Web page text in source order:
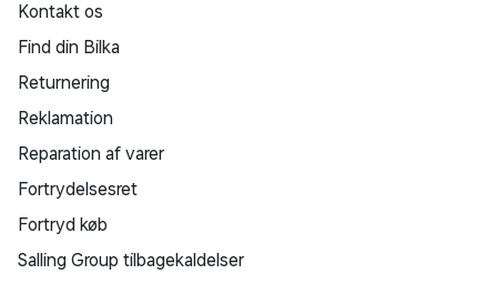
Kontakt os
Find din Bilka
Returnering
Reklamation
Reparation af varer
Fortrydelsesret
Fortryd køb
Salling Group tilbagekaldelser